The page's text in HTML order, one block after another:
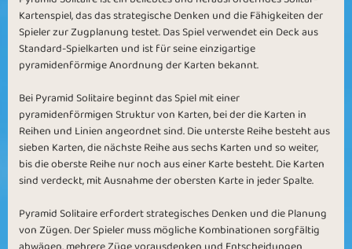
Kartenspiel, das das strategische Denken und die Fähigkeiten der
Spieler zur Zugplanung testet. Das Spiel verwendet ein Deck aus
Standard-Spielkarten und ist für seine einzigartige
pyramidenförmige Anordnung der Karten bekannt.
Bei Pyramid Solitaire beginnt das Spiel mit einer
pyramidenförmigen Struktur von Karten, bei der die Karten in
Reihen und Linien angeordnet sind. Die unterste Reihe besteht aus
sieben Karten, die nächste Reihe aus sechs Karten und so weiter,
bis die oberste Reihe nur noch aus einer Karte besteht. Die Karten
sind verdeckt, mit Ausnahme der obersten Karte in jeder Spalte.
Pyramid Solitaire erfordert strategisches Denken und die Planung
von Zügen. Der Spieler muss mögliche Kombinationen sorgfältig